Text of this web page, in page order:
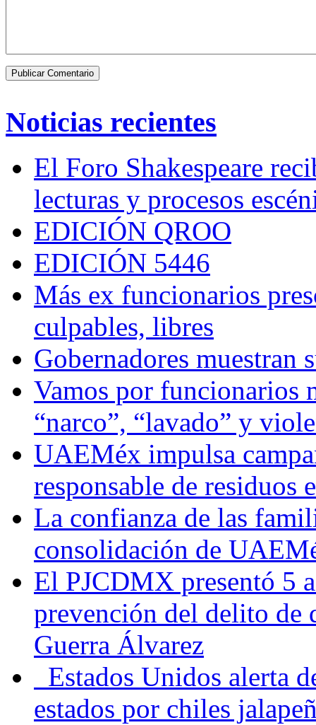
Noticias recientes
El Foro Shakespeare
lecturas y procesos
EDICIÓN QROO
EDICIÓN 5446
Más ex funcionarios
culpables, libres
Gobernadores muestran
Vamos por funcionarios
“narco”, “lavado” y
UAEMéx impulsa
responsable de residuos
La confianza de las
consolidación de
El PJCDMX presentó 5
prevención del delito de
Guerra Álvarez
Estados Unidos alerta
estados por chiles